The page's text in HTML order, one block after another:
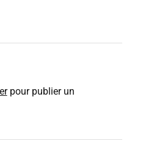
pour publier un